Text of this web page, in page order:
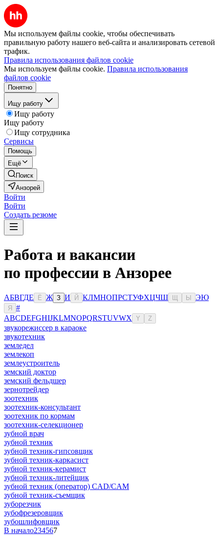
Мы используем файлы cookie, чтобы обеспечивать
правильную работу нашего веб-сайта и анализировать сетевой
трафик.
Правила использования файлов cookie
Мы используем файлы cookie. Правила использования
файлов cookie
Понятно
Ищу работу
Ищу работу
Ищу работу
Ищу сотрудника
Сервисы
Помощь
Ещё
Поиск
Анзорей
Войти
Войти
Создать резюме
Работа и вакансии
по профессии в Анзорее
АБВГДЕ Ё Ж З И Й КЛМНОПРСТУФХЦЧШ Ы ЭЮ
Я
#
ABCDEFGHIJKLMNOPQRSTUVWX Y Z
звукорежиссер в караоке
звукотехник
земледел
землекоп
землеустроитель
земский доктор
земский фельдшер
зернотрейдер
зоотехник
зоотехник-консультант
зоотехник по кормам
зоотехник-селекционер
зубной врач
зубной техник
зубной техник-гипсовщик
зубной техник-каркасист
зубной техник-керамист
зубной техник-литейщик
зубной техник (оператор) CAD/CAM
зубной техник-съемщик
зуборезчик
зубофрезеровщик
зубошлифовщик
В начало234567